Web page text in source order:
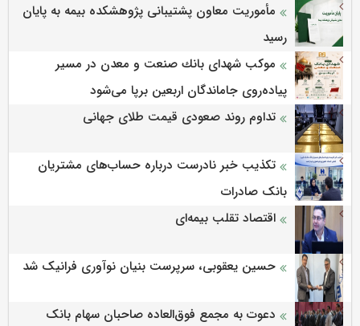
مأموریت معاون پشتیبانی پژوهشكده بیمه به پایان
رسید
موكب شهدای بانك صنعت و معدن در مسیر
پیاده‌روی جاماندگان اربعین برپا می‌شود
تداوم روند صعودی قیمت طلای جهانی
تکذیب خبر نادرست درباره حساب‌های مشتریان
بانک صادرات
اقتصاد تقلب بیمه‌ای
حسین یعقوبی، سرپرست بنیان نوآوری فرانیک شد
دعوت به مجمع فوق‌العاده صاحبان سهام بانک